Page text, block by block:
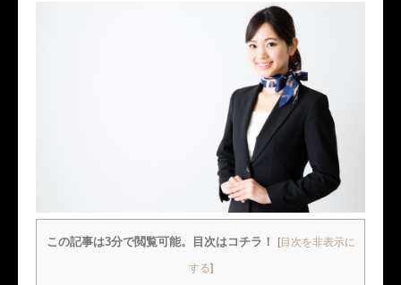
この記事は3分で閲覧可能。目次はコチラ！ [目次を非表示に
する]